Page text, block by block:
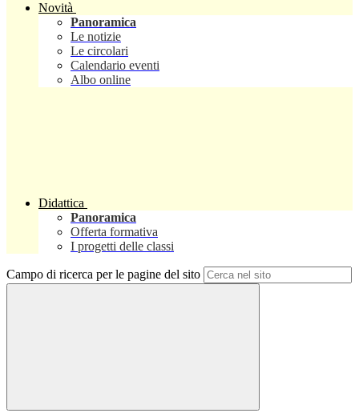
Novità
Panoramica
Le notizie
Le circolari
Calendario eventi
Albo online
Didattica
Panoramica
Offerta formativa
I progetti delle classi
Campo di ricerca per le pagine del sito